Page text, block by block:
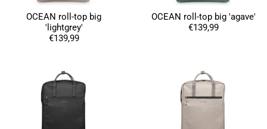
OCEAN roll-top big
'lightgrey'
€139,99
OCEAN roll-top big 'agave'
€139,99